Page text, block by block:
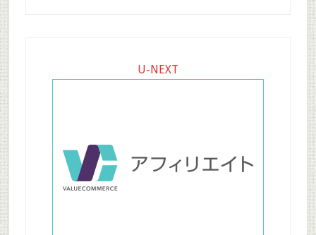
U-NEXT